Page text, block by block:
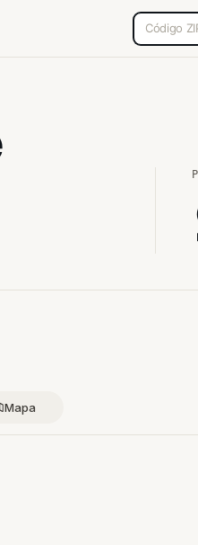
Código
Mapa